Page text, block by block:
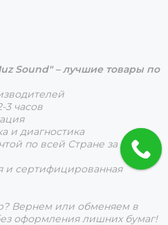
Sound" – лучшие товары по
3 часов
и диагностика
по всей Стране за 5-15
и сертифицированная
Вернем или обменяем в
оформления лишних бумаг!